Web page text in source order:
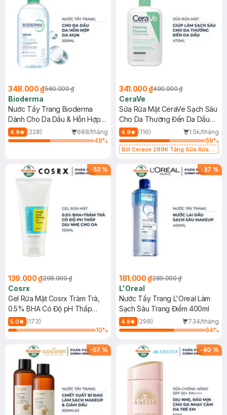
348.000 ₫560.000 ₫
Bioderma
Nước Tẩy Trang Bioderma
Dành Cho Da Dầu & Hỗn Hợp
500ml
4.9 (228)
688/tháng
49%
341.000 ₫490.000 ₫
CeraVe
Sữa Rửa Mặt CeraVe Sạch Sâu
Cho Da Thường Đến Da Dầu
473ml
4.9 (116)
1.5k/tháng
59%
Bill Cerave 299K Tặng Sữa Rửa
-53 %
139.000 ₫298.000 ₫
Cosrx
Gel Rửa Mặt Cosrx Tràm Trà,
0.5% BHA Có Độ pH Thấp
150ml
5.0
(173)
10%
-37 %
181.000 ₫289.000 ₫
L'Oreal
Nước Tẩy Trang L'Oreal Làm
Sạch Sâu Trang Điểm 400ml
4.8 (298)
734/tháng
64%
-57 % -40 %